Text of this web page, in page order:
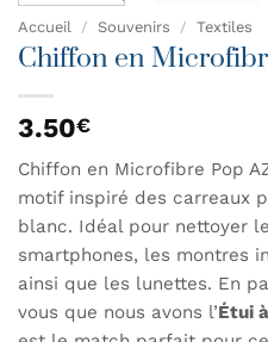
Accueil / Souvenirs / Textiles
Chiffon en
3.50€
Chiffon en Microfibre Pop
motif inspiré des carreaux
blanc. Idéal pour nettoyer
smartphones, les montres
ainsi que les lunettes. En
vous que nous avons l’Étui